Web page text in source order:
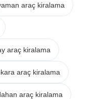
araç kiralama
araç kiralama
araç kiralama
araç kiralama